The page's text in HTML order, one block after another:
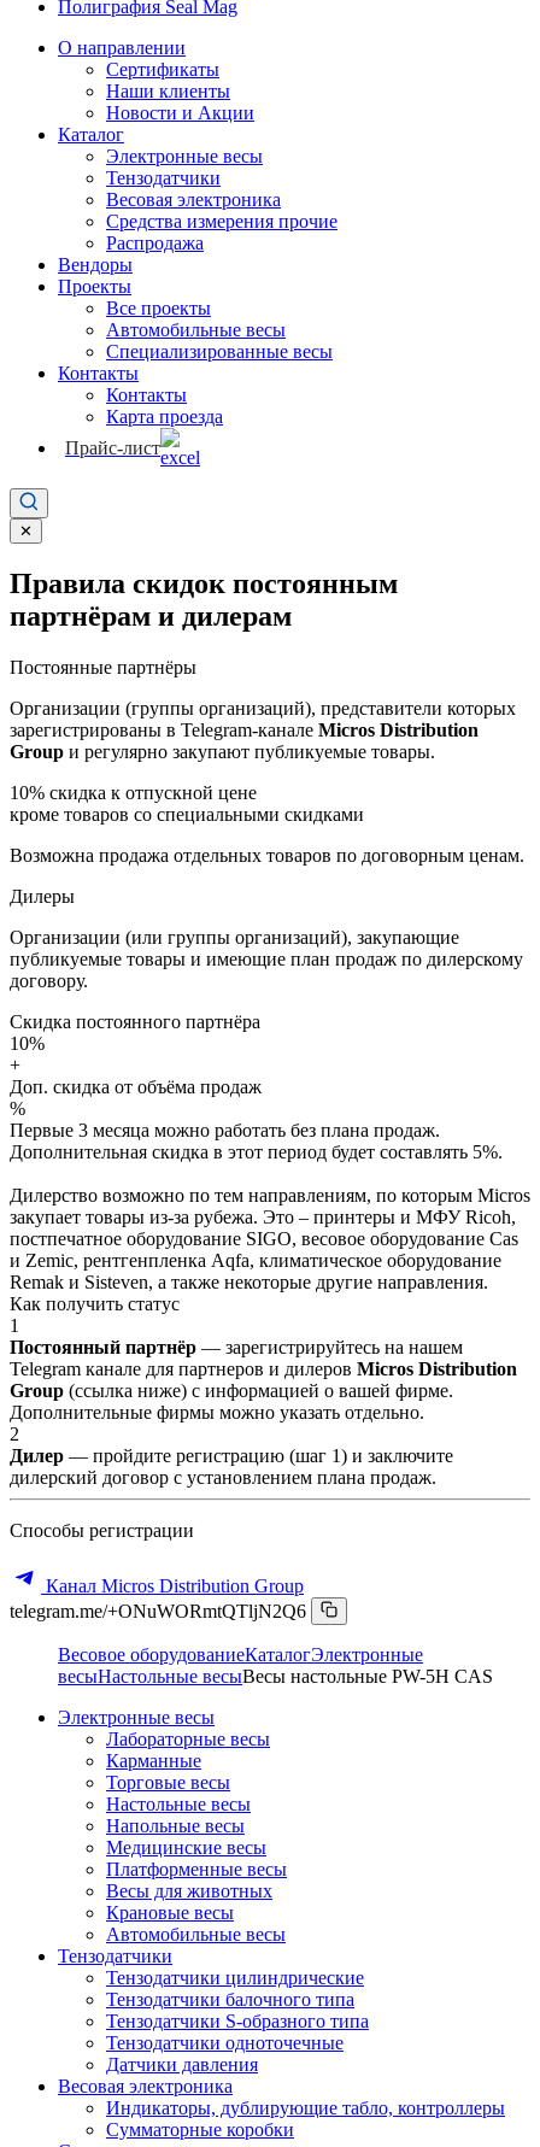
Полиграфия Seal Mag
О направлении
Сертификаты
Наши клиенты
Новости и Акции
Каталог
Электронные весы
Тензодатчики
Весовая электроника
Средства измерения прочие
Распродажа
Вендоры
Проекты
Все проекты
Автомобильные весы
Специализированные весы
Контакты
Контакты
Карта проезда
Прайс-лист
✕
Правила скидок постоянным
партнёрам и дилерам
Постоянные партнёры
Организации (группы организаций), представители которых
зарегистрированы в Telegram-канале Micros Distribution
Group и регулярно закупают публикуемые товары.
10% скидка к отпускной цене
кроме товаров со специальными скидками
Возможна продажа отдельных товаров по договорным ценам.
Дилеры
Организации (или группы организаций), закупающие
публикуемые товары и имеющие план продаж по дилерскому
договору.
Скидка постоянного партнёра
10%
+
Доп. скидка от объёма продаж
%
Первые 3 месяца можно работать без плана продаж.
Дополнительная скидка в этот период будет составлять 5%.
Дилерство возможно по тем направлениям, по которым Micros
закупает товары из-за рубежа. Это – принтеры и МФУ Ricoh,
постпечатное оборудование SIGO, весовое оборудование Cas
и Zemic, рентгенпленка Aqfa, климатическое оборудование
Remak и Sisteven, а также некоторые другие направления.
Как получить статус
1
Постоянный партнёр — зарегистрируйтесь на нашем
Telegram канале для партнеров и дилеров Micros Distribution
Group (ссылка ниже) с информацией о вашей фирме.
Дополнительные фирмы можно указать отдельно.
2
Дилер — пройдите регистрацию (шаг 1) и заключите
дилерский договор с установлением плана продаж.
Способы регистрации
Канал Micros Distribution Group
telegram.me/+ONuWORmtQTljN2Q6
Весовое оборудованиеКаталогЭлектронные
весыНастольные весыВесы настольные PW-5H CAS
Электронные весы
Лабораторные весы
Карманные
Торговые весы
Настольные весы
Напольные весы
Медицинские весы
Платформенные весы
Весы для животных
Крановые весы
Автомобильные весы
Тензодатчики
Тензодатчики цилиндрические
Тензодатчики балочного типа
Тензодатчики S-образного типа
Тензодатчики одноточечные
Датчики давления
Весовая электроника
Индикаторы, дублирующие табло, контроллеры
Сумматорные коробки